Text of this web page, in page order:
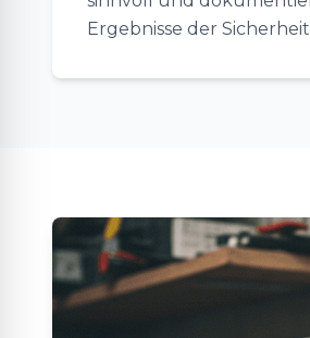
Ergebnisse der